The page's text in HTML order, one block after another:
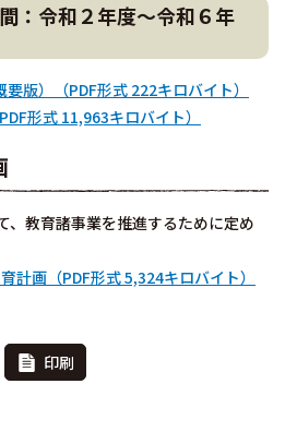
：令和２年度～令和６年
版）（PDF形式 222キロバイト）
形式 11,963キロバイト）
、教育諸事業を推進するために定め
計画（PDF形式 5,324キロバイト）
印刷